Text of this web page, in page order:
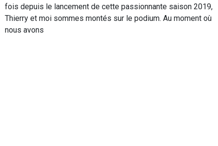
fois depuis le lancement de cette passionnante saison 2019,
Thierry et moi sommes montés sur le podium. Au moment où
nous avons